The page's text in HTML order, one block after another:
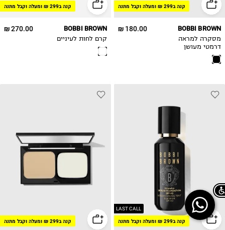
קנה ב299 ₪ ומעלה וקבל מתנה
180.00 ₪ BOBBI BROWN
מסקרה למראה
דרמטי מעושן
קנה ב299 ₪ ומעלה וקבל מתנה
270.00 ₪ BOBBI BROWN
קרם לחות לעיניים
LAST CALL
קנה ב299 ₪ ומעלה וקבל מתנה קנה ב299 ₪ ומעלה וקבל מתנה
₪2,272.73
ל-100 מ"ל\גרם
Chat on WhatsApp